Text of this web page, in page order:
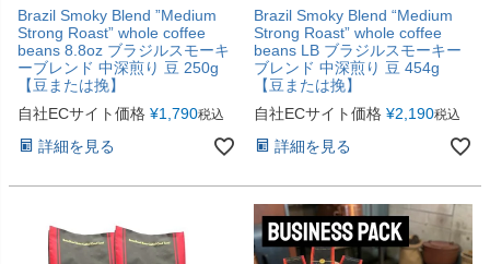
Brazil Smoky Blend ”Medium
Strong Roast” whole coffee
beans 8.8oz ブラジルスモーキ
ーブレンド 中深煎り 豆 250g
【豆または挽】
自社ECサイト価格 ¥1,790税込
詳細を見る
Brazil Smoky Blend “Medium
Strong Roast” whole coffee
beans LB ブラジルスモーキー
ブレンド 中深煎り 豆 454g
【豆または挽】
自社ECサイト価格 ¥2,190税込
詳細を見る